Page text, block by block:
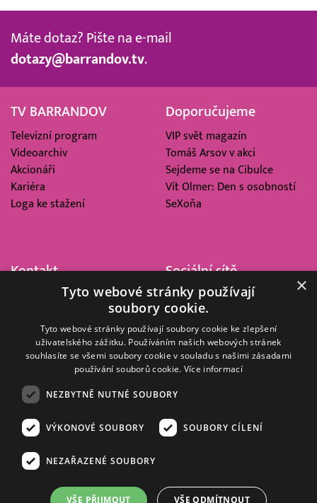
Máte dotaz? Pište na e-mail
dotazy@barrandov.tv.
TV BARRANDOV
Televizní program
Videoarchiv
Akcionáři
Kariéra
Loga ke stažení
Doporučujeme
VIP svět magazín
Tomáš Arsov v akci
Sejdeme se na Cibulce
Vít Olmer: Den s osobností
SeXoňa
Kontakt
Barrandov Televizní Studio,
Kříženeckého nám. 322
152 00 Praha 5
IČ 416 93 311
Sociální sítě
© 2008–2026 EMPRESA MEDIA, a.s. Všechna práva vyhrazena.
Zásady ochrany osobních a dalších zpracovávaných údajů
Informace o měření sledovanosti videa ve video archivu
×
Tyto webové stránky používají
soubory cookie.
Tyto webové stránky používají soubory cookie ke zlepšení
uživatelského zážitku. Používáním našich webových stránek
souhlasíte se všemi soubory cookie v souladu s našimi zásadami
používání souborů cookie. Více informací
NEZBYTNĚ NUTNÉ SOUBORY
VÝKONOVÉ SOUBORY SOUBORY CÍLENÍ
NEZAŘAZENÉ SOUBORY
VŠE PŘIJMOUT VŠE ODMÍTNOUT